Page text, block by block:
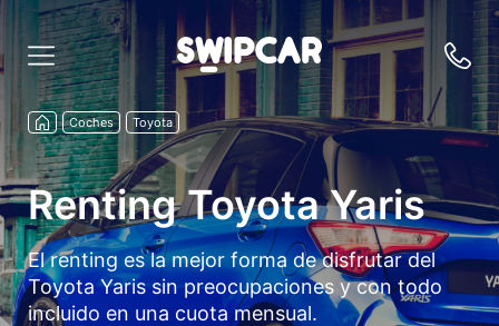
Coches Toyota
Renting Toyota Yaris
El renting es la mejor forma de disfrutar del
Toyota Yaris sin preocupaciones y con todo
incluido en una cuota mensual.